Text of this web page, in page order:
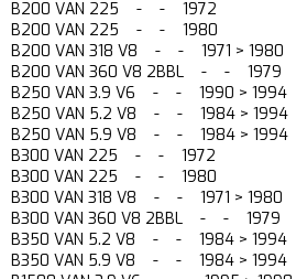
B200 VAN 225 - - 1972
B200 VAN 225 - - 1980
B200 VAN 318 V8 - - 1971 > 1980
B200 VAN 360 V8 2BBL - - 1979
B250 VAN 3.9 V6 - - 1990 > 1994
B250 VAN 5.2 V8 - - 1984 > 1994
B250 VAN 5.9 V8 - - 1984 > 1994
B300 VAN 225 - - 1972
B300 VAN 225 - - 1980
B300 VAN 318 V8 - - 1971 > 1980
B300 VAN 360 V8 2BBL - - 1979
B350 VAN 5.2 V8 - - 1984 > 1994
B350 VAN 5.9 V8 - - 1984 > 1994